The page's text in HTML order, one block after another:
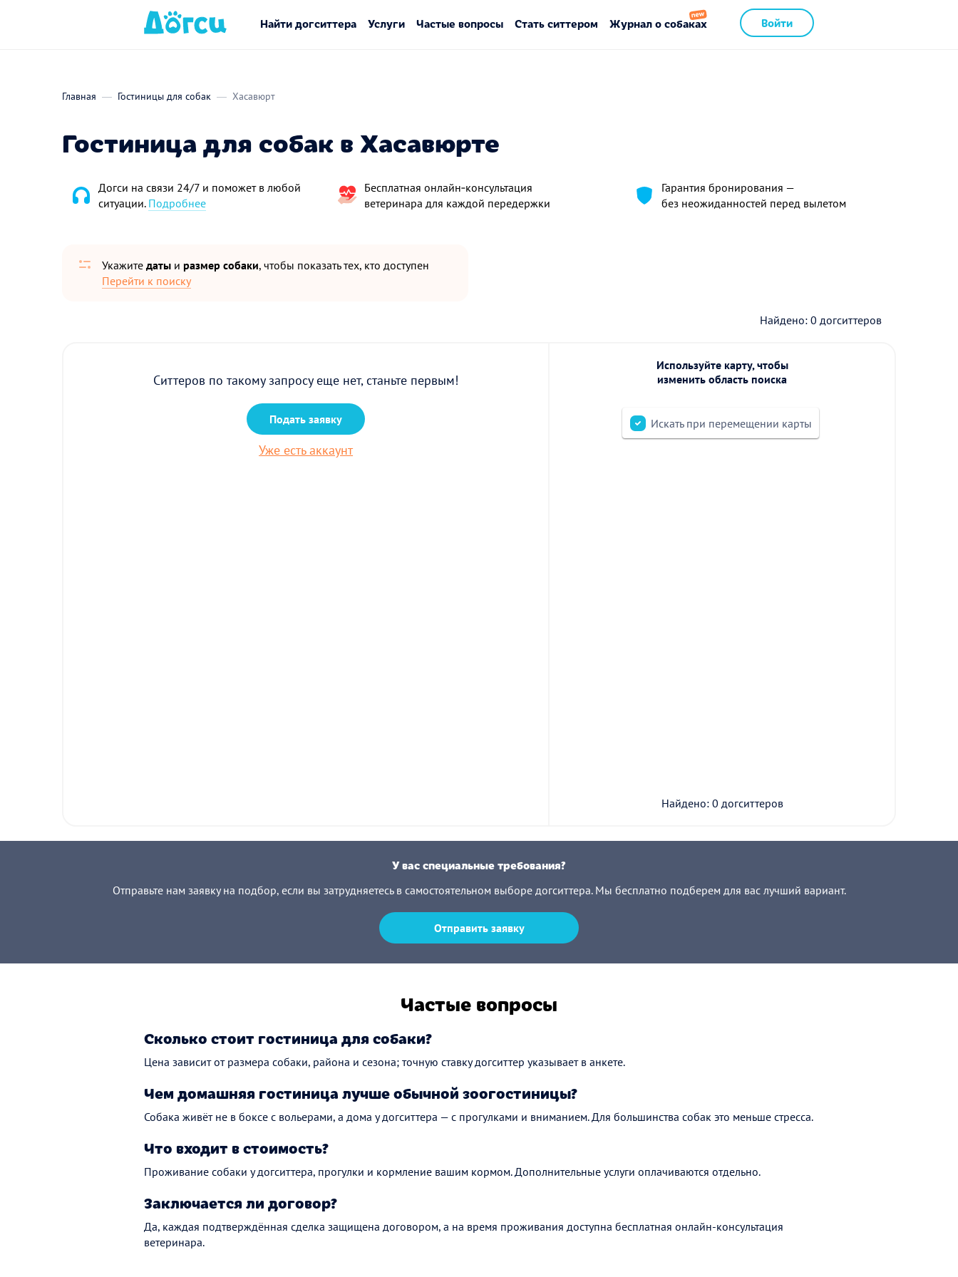
Войти
Найти догситтера Услуги Частые вопросы Стать ситтером Журнал о собаках
Главная Гостиницы для собак Хасавюрт
Гостиница для собак в Хасавюрте
Догси на связи 24/7 и поможет в любой
ситуации. Подробнее
Бесплатная онлайн‑консультация
ветеринара для каждой передержки
Гарантия бронирования —
без неожиданностей перед вылетом
Укажите даты и размер собаки, чтобы показать тех, кто доступен
Перейти к поиску
Найдено: 0 догситтеров
Ситтеров по такому запросу еще нет, станьте первым!
Подать заявку
Уже есть аккаунт
Используйте карту, чтобы
изменить область поиска
Искать при перемещении карты
Найдено: 0 догситтеров
У вас специальные требования?
Отправьте нам заявку на подбор, если вы затрудняетесь в самостоятельном выборе догситтера. Мы бесплатно подберем для вас лучший вариант.
Отправить заявку
Частые вопросы
Сколько стоит гостиница для собаки?
Цена зависит от размера собаки, района и сезона; точную ставку догситтер указывает в анкете.
Чем домашняя гостиница лучше обычной зоогостиницы?
Собака живёт не в боксе с вольерами, а дома у догситтера — с прогулками и вниманием. Для большинства собак это меньше стресса.
Что входит в стоимость?
Проживание собаки у догситтера, прогулки и кормление вашим кормом. Дополнительные услуги оплачиваются отдельно.
Заключается ли договор?
Да, каждая подтверждённая сделка защищена договором, а на время проживания доступна бесплатная онлайн-консультация
ветеринара.